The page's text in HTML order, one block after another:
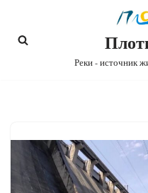
Перейти
Реки - источник